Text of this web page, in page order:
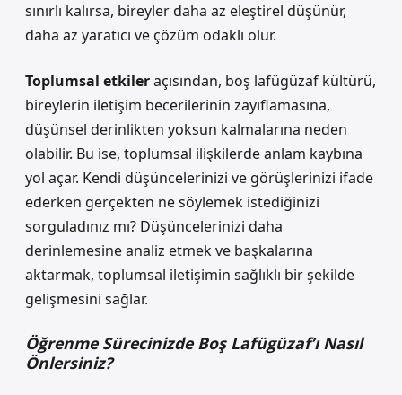
sınırlı kalırsa, bireyler daha az eleştirel düşünür,
daha az yaratıcı ve çözüm odaklı olur.
Toplumsal etkileraçısından, boş lafügüzaf kültürü,
bireylerin iletişim becerilerinin zayıflamasına,
düşünsel derinlikten yoksun kalmalarına neden
olabilir. Bu ise, toplumsal ilişkilerde anlam kaybına
yol açar. Kendi düşüncelerinizi ve görüşlerinizi ifade
ederken gerçekten ne söylemek istediğinizi
sorguladınız mı? Düşüncelerinizi daha
derinlemesine analiz etmek ve başkalarına
aktarmak, toplumsal iletişimin sağlıklı bir şekilde
gelişmesini sağlar.
Öğrenme Sürecinizde Boş Lafügüzaf’ı Nasıl
Önlersiniz?